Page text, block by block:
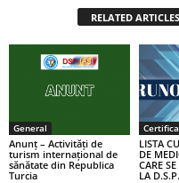
RELATED ARTICLES
General
Anunț – Activități de
turism internațional de
sănătate din Republica
Turcia
LISTA
DE
CARE
LA